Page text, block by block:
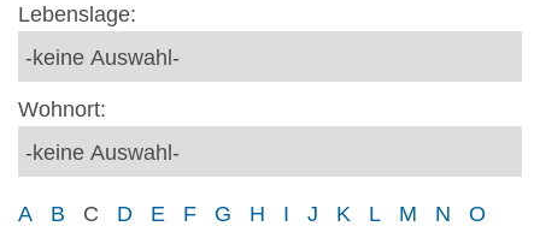
Lebenslage:
Wohnort:
A B C D E F G H I J K L M N
O